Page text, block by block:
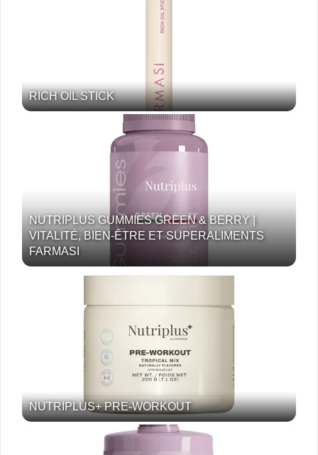
RICH OIL STICK
NUTRIPLUS GUMMIES GREEN & BERRY |
VITALITÉ, BIEN-ÊTRE ET SUPERALIMENTS
FARMASI
NUTRIPLUS+ PRE-WORKOUT